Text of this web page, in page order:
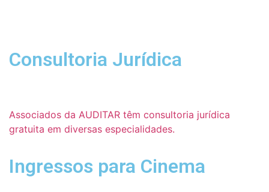
Consultoria Jurídica
Associados da AUDITAR têm consultoria jurídica
gratuita em diversas especialidades.
Ingressos para Cinema